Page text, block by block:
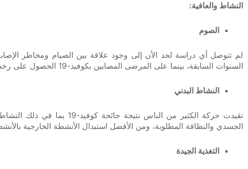
النشاط والعافية:
الصوم
لم تتوصل أي دراسة لحد الأن إلى وجود علاقة بين الصيام ومخاطر
السنوات السابقة، بينما على المرضى المصابين بكوفيد-19 الحصول على رخصة شرعية لإفطار شهر رمضان بالتشاور مع أطبائهم.
النشاط البدني
تقيدت حركة الكثير من
الجسدي والنظافة المطلوبة، ومن الأفضل استبدال الأنشطة الخارجية
التغذية الجيدة